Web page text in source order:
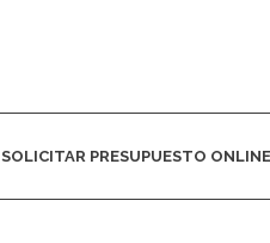
SOLICITAR PRESUPUESTO ONLINE